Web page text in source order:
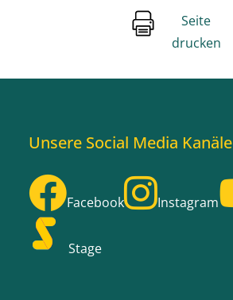
Seite
drucken
Unsere Social Media Kanäle
Facebook Instagram
Stage